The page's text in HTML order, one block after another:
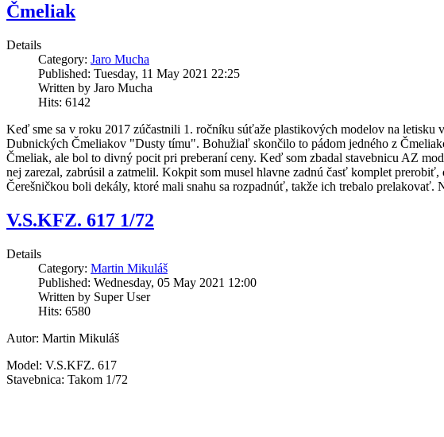
Čmeliak
Details
Category: Jaro Mucha
Published: Tuesday, 11 May 2021 22:25
Written by Jaro Mucha
Hits: 6142
Keď sme sa v roku 2017 zúčastnili 1. ročníku súťaže plastikových modelov na letisku
Dubnických Čmeliakov "Dusty tímu". Bohužiaľ skončilo to pádom jedného z
Čmeliak, ale bol to divný pocit pri preberaní ceny. Keď som zbadal stavebnicu AZ
nej zarezal, zabrúsil a zatmelil. Kokpit som musel hlavne zadnú časť komplet
Čerešničkou boli dekály, ktoré mali snahu sa rozpadnúť, takže ich trebalo
V.S.KFZ. 617 1/72
Details
Category: Martin Mikuláš
Published: Wednesday, 05 May 2021 12:00
Written by Super User
Hits: 6580
Autor: Martin Mikuláš
Model: V.S.KFZ. 617
Stavebnica: Takom 1/72